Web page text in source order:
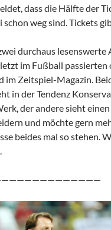
dass die Hälfte der
weg sind. Tickets
durchaus lesenswerte
im Fußball passierten
Zeitspiel-Magazin.
in der Tendenz
der andere sieht
und möchte gern
beides mal so stehen.